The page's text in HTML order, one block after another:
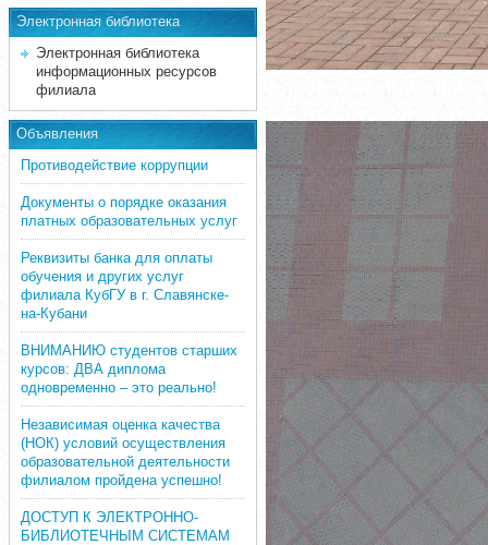
Электронная библиотека
Электронная библиотека
информационных ресурсов
филиала
Объявления
Противодействие коррупции
Документы о порядке оказания
платных образовательных услуг
Реквизиты банка для оплаты
обучения и других услуг
филиала КубГУ в г. Славянске-
на-Кубани
ВНИМАНИЮ студентов старших
курсов: ДВА диплома
одновременно – это реально!
Независимая оценка качества
(НОК) условий осуществления
образовательной деятельности
филиалом пройдена успешно!
ДОСТУП К ЭЛЕКТРОННО-
БИБЛИОТЕЧНЫМ СИСТЕМАМ